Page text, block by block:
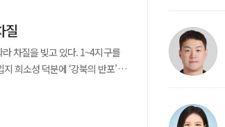
용산구 2.94% 등을 기록했다.
당이 내년 지방선거를 앞두고
게 웃돌았다. 이밖에 광명
번 통계가
산리서치랩장은 “8월부터
이후 토지거래허가구역 발효
입지적 강점을 바탕으로 수도권
집약해 약 43개월 만에 공사를
질
빚고 있다. 1~4지구를
희소성 덕분에 ‘강북의 반포’로
치며 사업 일정에 빨간불이